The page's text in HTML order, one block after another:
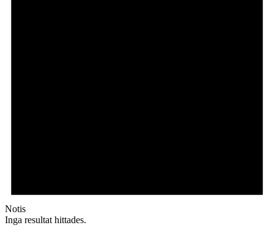
Notis
Inga resultat hittades.